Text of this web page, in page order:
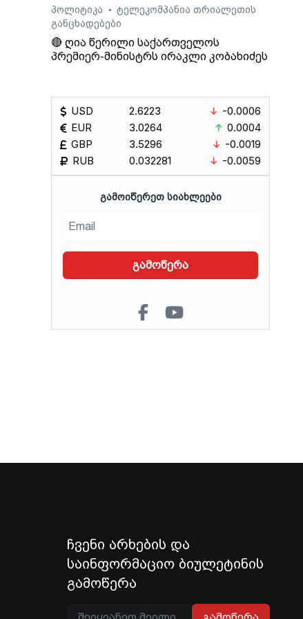
პოლიტიკა
•
ტელეკომპანია თრიალეთის
განცხადებები
🔴 ღია წერილი საქართველოს
პრემიერ-მინისტრს ირაკლი კობახიძეს
USD
EUR
GBP
RUB
2.6223
3.0264
3.5296
0.032281
-0.0006
0.0004
-0.0019
-0.0059
ᲒᲐᲛᲝᲘᲬᲔᲠᲔᲗ ᲡᲘᲐᲮᲚᲔᲔᲑᲘ
გამოწერა
ჩვენი არხების და
საინფორმაციო ბიულეტინის
გამოწერა